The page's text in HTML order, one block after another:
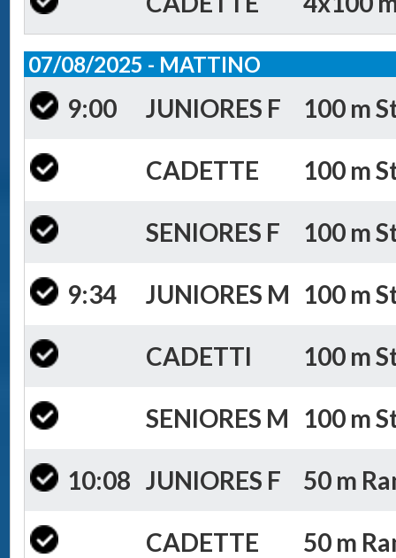
07/08/2025 - MATTINO
9:00 JUNIORES F 100 m
CADETTE 100 m
SENIORES F 100 m
9:34 JUNIORES M 100 m
CADETTI 100 m
SENIORES M 100 m
10:08 JUNIORES F 50 m
CADETTE 50 m